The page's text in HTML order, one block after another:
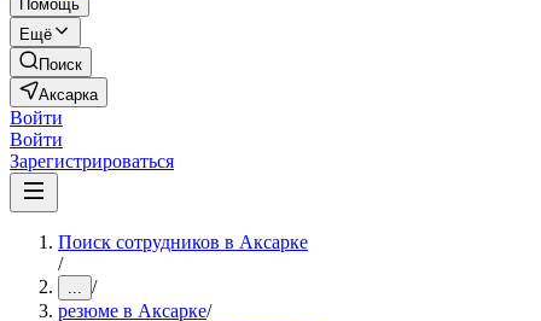
Помощь
Ещё
Поиск
Аксарка
Войти
Войти
Зарегистрироваться
Поиск сотрудников в Аксарке
/
... /
резюме в Аксарке/